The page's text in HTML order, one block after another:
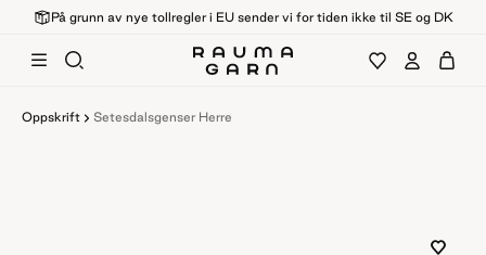
På grunn av nye tollregler i EU sender vi for tiden ikke til SE og DK
Oppskrift Setesdalsgenser Herre